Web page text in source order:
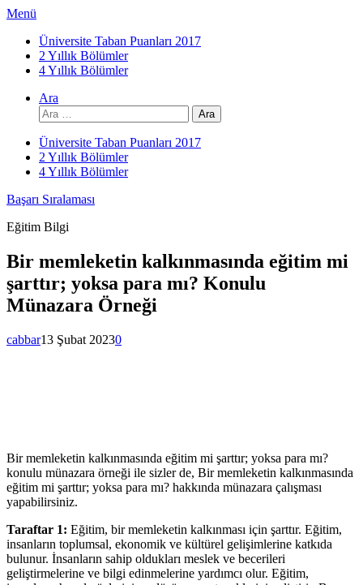
İçeriğe
Menü
Üniversite Taban Puanları 2017
2 Yıllık Bölümler
4 Yıllık Bölümler
Ara
Arama:
Üniversite Taban Puanları 2017
2 Yıllık Bölümler
4 Yıllık Bölümler
Başarı Sıralaması
Eğitim Bilgi
Bir memleketin kalkınmasında eğitim mi
şarttır; yoksa para mı? Konulu
Münazara Örneği
cabbar13 Şubat 20230
Bir memleketin kalkınmasında eğitim mi şarttır; yoksa para mı?
konulu münazara örneği ile sizler de, Bir memleketin kalkınmasında
eğitim mi şarttır; yoksa para mı? hakkında münazara çalışması
yapabilirsiniz.
Taraftar 1: Eğitim, bir memleketin kalkınması için şarttır. Eğitim,
insanların toplumsal, ekonomik ve kültürel gelişimlerine katkıda
bulunur. İnsanların sahip oldukları meslek ve becerileri
geliştirmelerine ve bilgi edinmelerine yardımcı olur. Eğitim,